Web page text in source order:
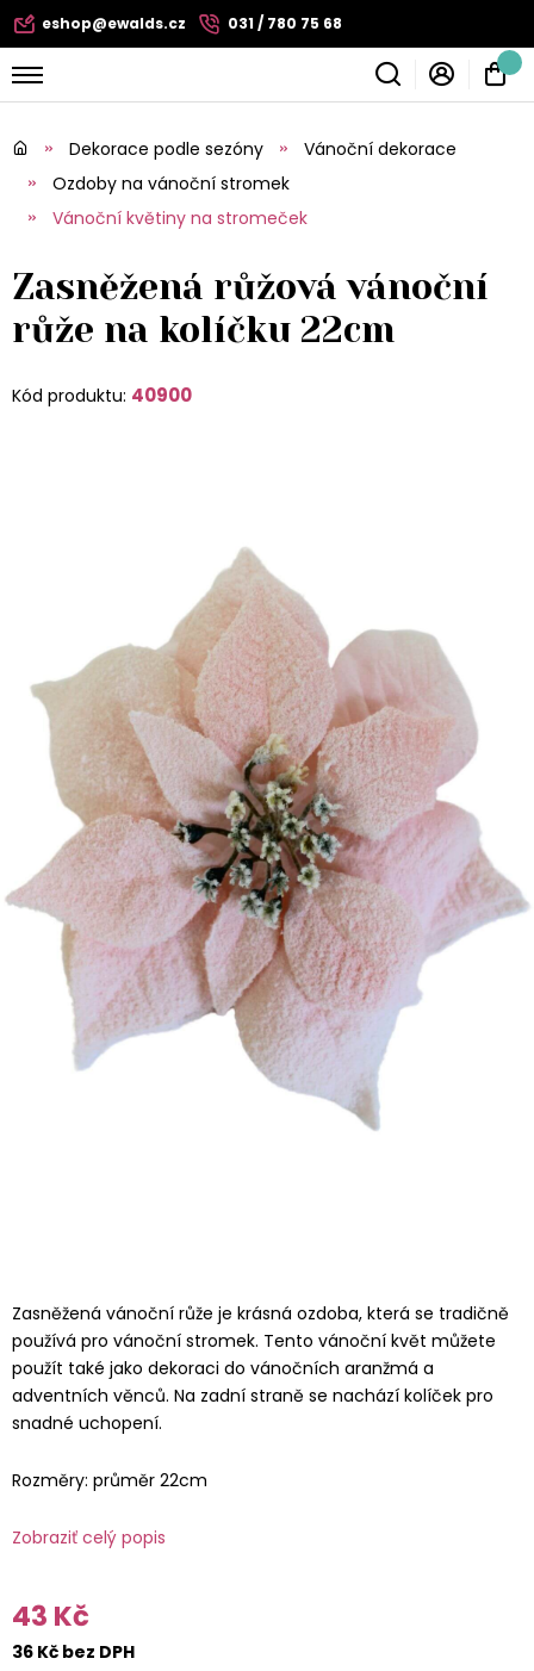
eshop@ewalds.cz 031 / 780 75 68
Dekorace podle sezóny
Vánoční dekorace
Ozdoby na vánoční stromek
Vánoční květiny na stromeček
Zasněžená růžová vánoční
růže na kolíčku 22cm
Kód produktu: 40900
Zasněžená vánoční růže je krásná ozdoba, která se tradičně
používá pro vánoční stromek. Tento vánoční květ můžete
použít také jako dekoraci do vánočních aranžmá a
adventních věnců. Na zadní straně se nachází kolíček pro
snadné uchopení.
Rozměry: průměr 22cm
Zobraziť celý popis
43 Kč
36 Kč bez DPH